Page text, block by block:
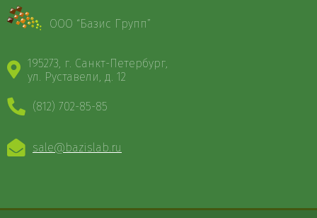
ООО “Базис Групп”
195273, г. Санкт-Петербург,
ул. Руставели, д. 12
(812) 702-85-85
sale@bazislab.ru